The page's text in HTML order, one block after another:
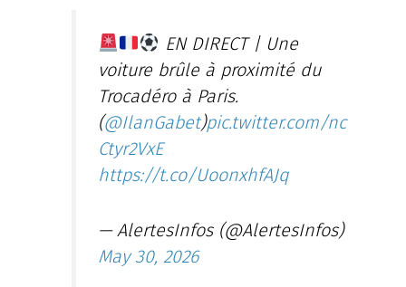
EN DIRECT | Une
voiture brûle à proximité du
Trocadéro à Paris.
(@IlanGabet)pic.twitter.com/nc
Ctyr2VxE
https://t.co/UoonxhfAJq
— AlertesInfos (@AlertesInfos)
May 30, 2026